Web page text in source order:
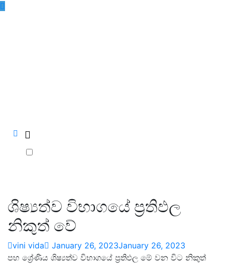
Skip
ශිෂ්‍යත්ව විභාගයේ ප්‍රතිඵල
නිකුත් වේ
vini vida January 26, 2023January 26, 2023
පහ ශ්‍රේණිය ශිෂ්‍යත්ව විභාගයේ ප්‍රතිඵල මේ වන විට නිකුත්